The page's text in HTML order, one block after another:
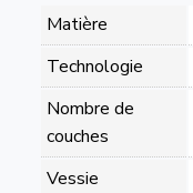
Matière
Technologie
Nombre de
couches
Vessie